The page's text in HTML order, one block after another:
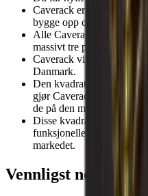
Caverack er
bygge opp og ut etter eget
Alle Caverack-moduler
massivt tre på et
Caverack vinhyller er
Danmark.
Den kvadratiske rammen
gjør Caveracks standard
de på den måten passer
Disse kvadratiske hyllene
funksjonelle og mer
markedet.
Vennligst noter